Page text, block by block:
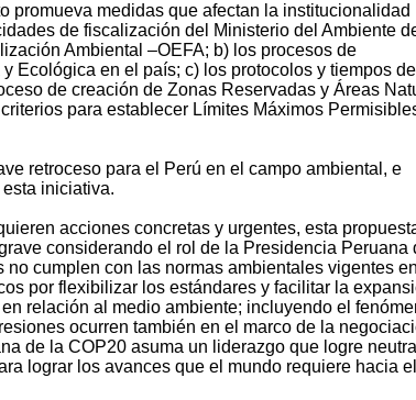
promueva medidas que afectan la institucionalidad
de fiscalización del Ministerio del Ambiente
Ambiental –OEFA; b) los procesos de
Ecológica en el país; c) los protocolos y tiempos
de creación de Zonas Reservadas y Áreas
para establecer Límites Máximos
retroceso para el Perú en el campo ambiental, e
iniciativa.
acciones concretas y urgentes, esta
considerando el rol de la Presidencia Peruana
cumplen con las normas ambientales vigentes
por flexibilizar los estándares y facilitar la
relación al medio ambiente; incluyendo el
ocurren también en el marco de la
de la COP20 asuma un liderazgo que logre
lograr los avances que el mundo requiere hacia el